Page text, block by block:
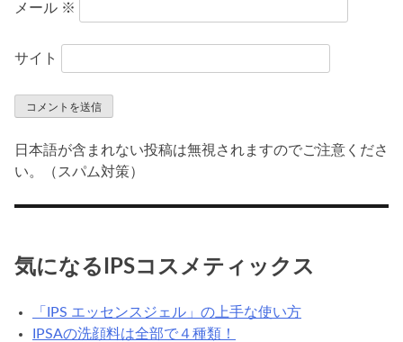
メール ※
サイト
日本語が含まれない投稿は無視されますのでご注意くださ
い。（スパム対策）
気になるIPSコスメティックス
「IPS エッセンスジェル」の上手な使い方
IPSAの洗顔料は全部で４種類！